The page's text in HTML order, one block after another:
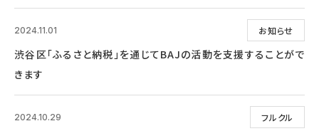
お知らせ
2024.11.01
渋谷区「ふるさと納税」を通じてBAJの活動を支援することがで
きます
フルクル
2024.10.29